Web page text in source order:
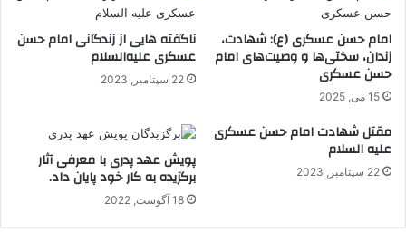
امام حسن عسکری (ع): شهادت،
زندان، سختی‌ها و وصیت‌های امام
حسن عسکری
15 می, 2025
ناگفته هایی از زندگانی امام حسن
عسکری علیه‌السلام
22 سپتامبر, 2023
مقتل شهادت امام حسن عسکری
علیه السلام
22 سپتامبر, 2023 پویش عهد پدری با معرفی آثار
برگزیده به کار خود پایان داد.
18 آگوست, 2022